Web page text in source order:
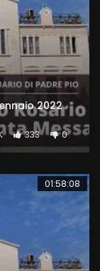
2022
333 0
01:58:08